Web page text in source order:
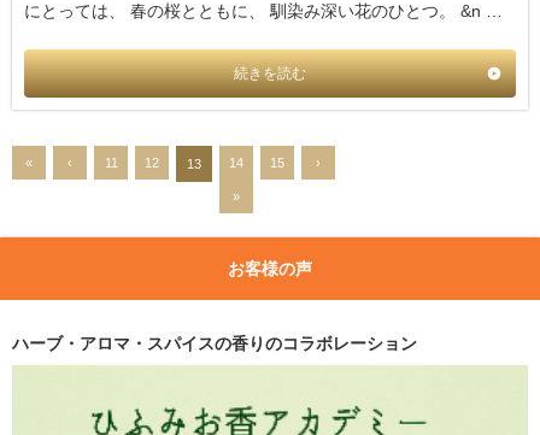
にとっては、 春の桜とともに、 馴染み深い花のひとつ。 &n …
続きを読む
« ‹ 11 12 13 14 15 ›
»
お客様の声
ハーブ・アロマ・スパイスの香りのコラボレーション